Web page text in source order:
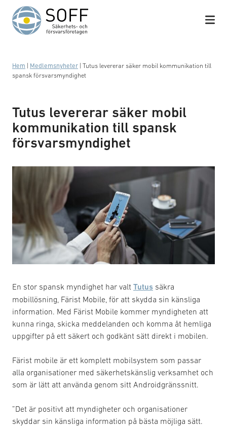
Hoppa till innehåll
Hem Medlemsnyheter Tutus levererar säker mobil kommunikation till
spansk försvarsmyndighet
Tutus levererar säker mobil
kommunikation till spansk
försvarsmyndighet
En stor spansk myndighet har valt Tutus säkra
mobillösning, Färist Mobile, för att skydda sin känsliga
information. Med Färist Mobile kommer myndigheten att
kunna ringa, skicka meddelanden och komma åt hemliga
uppgifter på ett säkert och godkänt sätt direkt i mobilen.
Färist mobile är ett komplett mobilsystem som passar
alla organisationer med säkerhetskänslig verksamhet och
som är lätt att använda genom sitt Androidgränssnitt.
”Det är positivt att myndigheter och organisationer
skyddar sin känsliga information på bästa möjliga sätt.